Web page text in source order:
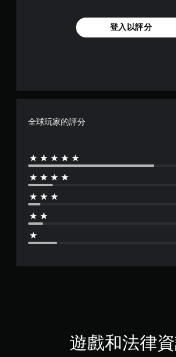
登入以評分
全球玩家的評分
遊戲和法律